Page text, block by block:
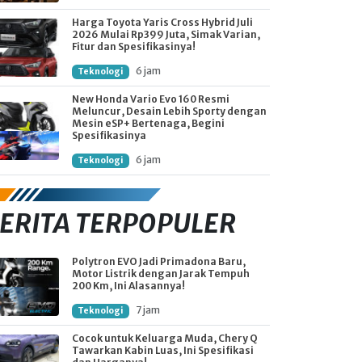
Harga Toyota Yaris Cross Hybrid Juli
2026 Mulai Rp399 Juta, Simak Varian,
Fitur dan Spesifikasinya!
Teknologi 6 jam
New Honda Vario Evo 160 Resmi
Meluncur, Desain Lebih Sporty dengan
Mesin eSP+ Bertenaga, Begini
Spesifikasinya
Teknologi 6 jam
TERPOPULER
Polytron EVO Jadi Primadona Baru,
Motor Listrik dengan Jarak Tempuh
200 Km, Ini Alasannya!
Teknologi 7 jam
Cocok untuk Keluarga Muda, Chery Q
Tawarkan Kabin Luas, Ini Spesifikasi